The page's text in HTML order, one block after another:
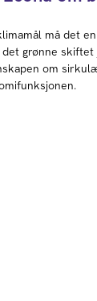
må det
det grønne
om